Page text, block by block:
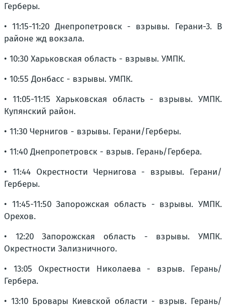
Герберы.
• 11:15-11:20 Днепропетровск - взрывы. Герани-3. В
районе жд вокзала.
• 10:30 Харьковская область - взрывы. УМПК.
• 10:55 Донбасс - взрывы. УМПК.
• 11:05-11:15 Харьковская область - взрывы. УМПК.
Купянский район.
• 11:30 Чернигов - взрывы. Герани/Герберы.
• 11:40 Днепропетровск - взрыв. Герань/Гербера.
• 11:44 Окрестности Чернигова - взрывы. Герани/
Герберы.
• 11:45-11:50 Запорожская область - взрывы. УМПК.
Орехов.
• 12:20 Запорожская область - взрывы. УМПК.
Окрестности Зализничного.
• 13:05 Окрестности Николаева - взрыв. Герань/
Гербера.
• 13:10 Бровары Киевской области - взрыв. Герань/